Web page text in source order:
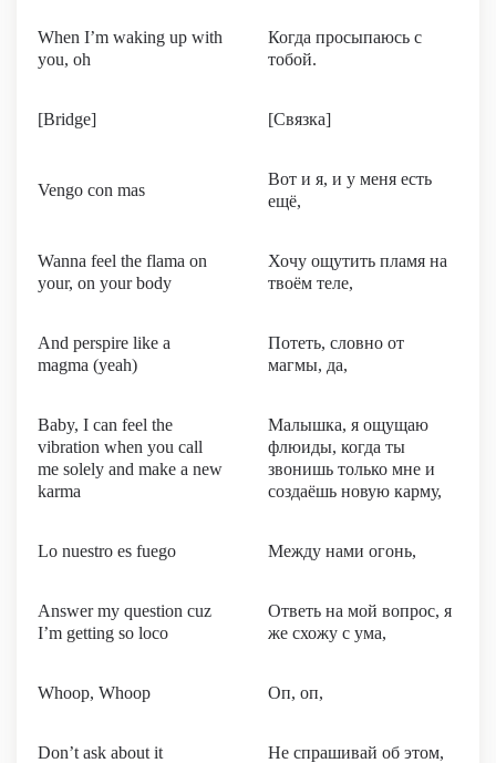
When I’m waking up with
you, oh
Когда просыпаюсь с
тобой.
[Bridge] [Связка]
Vengo con mas
Вот и я, и у меня есть
ещё,
Wanna feel the flama on
your, on your body
Хочу ощутить пламя на
твоём теле,
And perspire like a
magma (yeah)
Потеть, словно от
магмы, да,
Baby, I can feel the
vibration when you call
me solely and make a new
karma
Малышка, я ощущаю
флюиды, когда ты
звонишь только мне и
создаёшь новую карму,
Lo nuestro es fuego Между нами огонь,
Answer my question cuz
I’m getting so loco
Ответь на мой вопрос, я
же схожу с ума,
Whoop, Whoop Оп, оп,
Don’t ask about it Не спрашивай об этом,